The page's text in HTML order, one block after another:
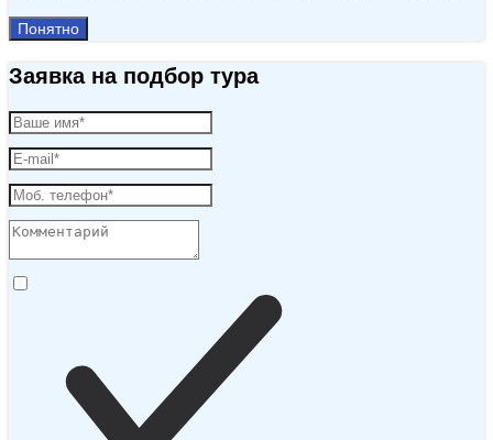
Понятно
Заявка на подбор тура